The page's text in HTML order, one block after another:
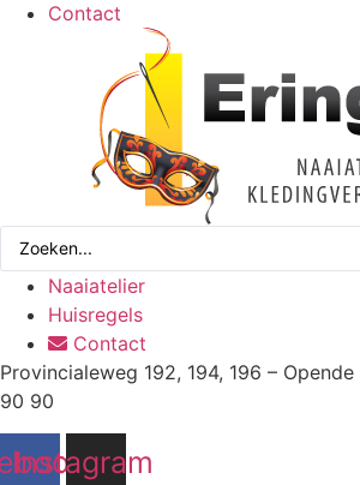
Contact
Search
Naaiatelier
Huisregels
Contact
Provincialeweg 192, 194, 196 –
90 90
Instagram